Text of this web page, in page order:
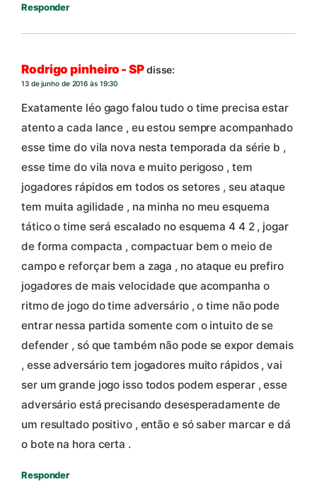
Responder
Rodrigo pinheiro - SPdisse:
13 de junho de 2016 às 19:30
Exatamente léo gago falou tudo o time precisa estar
atento a cada lance , eu estou sempre acompanhado
esse time do vila nova nesta temporada da série b ,
esse time do vila nova e muito perigoso , tem
jogadores rápidos em todos os setores , seu ataque
tem muita agilidade , na minha no meu esquema
tático o time será escalado no esquema 4 4 2 , jogar
de forma compacta , compactuar bem o meio de
campo e reforçar bem a zaga , no ataque eu prefiro
jogadores de mais velocidade que acompanha o
ritmo de jogo do time adversário , o time não pode
entrar nessa partida somente com o intuito de se
defender , só que também não pode se expor demais
, esse adversário tem jogadores muito rápidos , vai
ser um grande jogo isso todos podem esperar , esse
adversário está precisando desesperadamente de
um resultado positivo , então e só saber marcar e dá
o bote na hora certa .
Responder